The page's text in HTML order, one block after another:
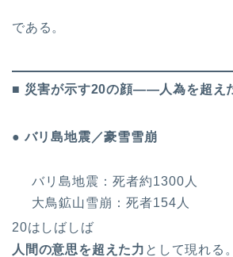
である。
■ 災害が示す20の顔――人為を超え
● バリ島地震／豪雪雪崩
バリ島地震：死者約1300人
大鳥鉱山雪崩：死者154人
20はしばしば
人間の意思を超えた力 として現れる。